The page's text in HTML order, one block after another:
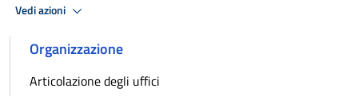
Vedi azioni
Organizzazione
Articolazione degli uffici